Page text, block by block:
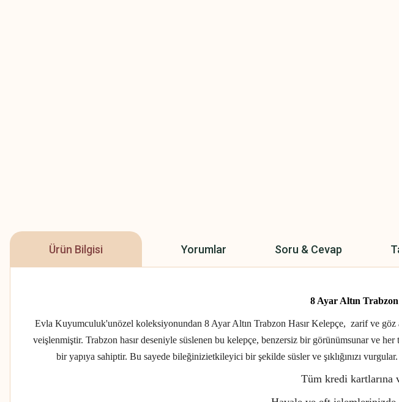
Ürün Bilgisi Yorumlar Soru & Cevap
8 Ayar Altın
Evla Kuyumculuk'unözel koleksiyonundan 8 Ayar Altın Trabzon Hasır Kelepçe, zarif ve göz
veişlenmiştir. Trabzon hasır deseniyle süslenen bu kelepçe, benzersiz bir görünümsunar ve
bir yapıya sahiptir. Bu sayede bileğinizietkileyici bir şekilde süsler ve şıklığınızı
Tüm kredi kartlarına